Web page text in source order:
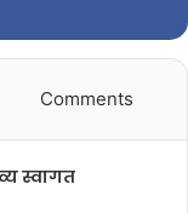
Comments
स्वागत